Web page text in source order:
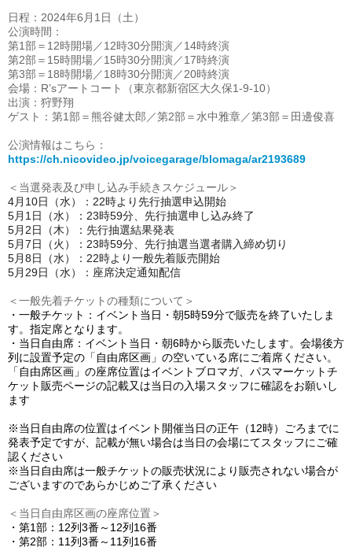
日程：2024年6月1日（土）
公演時間：
第1部＝12時開場／12時30分開演／14時終演
第2部＝15時開場／15時30分開演／17時終演
第3部＝18時開場／18時30分開演／20時終演
会場：R’sアートコート（東京都新宿区大久保1-9-10）
出演：狩野翔
ゲスト：第1部＝熊谷健太郎／第2部＝水中雅章／第3部＝田邊俊喜
公演情報はこちら：
https://ch.nicovideo.jp/voicegarage/blomaga/ar2193689
＜当選発表及び申し込み手続きスケジュール＞
4月10日（水）：22時より先行抽選申込開始
5月1日（水）：23時59分、先行抽選申し込み終了
5月2日（木）：先行抽選結果発表
5月7日（火）：23時59分、先行抽選当選者購入締め切り
5月8日（水）：22時より一般先着販売開始
5月29日（水）：座席決定通知配信
＜一般先着チケットの種類について＞
・一般チケット：イベント当日・朝5時59分で販売を終了いたしま
す。指定席となります。
・当日自由席：イベント当日・朝6時から販売いたします。会場後方
列に設置予定の「自由席区画」の空いている席にご着席ください。
「自由席区画」の座席位置はイベントブロマガ、パスマーケットチ
ケット販売ページの記載又は当日の入場スタッフに確認をお願いし
ます
※当日自由席の位置はイベント開催当日の正午（12時）ごろまでに
発表予定ですが、記載が無い場合は当日の会場にてスタッフにご確
認ください
※当日自由席は一般チケットの販売状況により販売されない場合が
ございますのであらかじめご了承ください
＜当日自由席区画の座席位置＞
・第1部：12列3番～12列16番
・第2部：11列3番～11列16番